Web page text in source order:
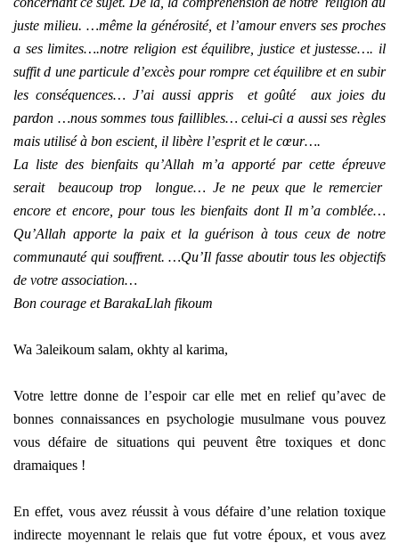
juste milieu. …même la générosité, et l’amour envers ses proches
a ses limites….notre religion est équilibre, justice et justesse…. il
suffit d une particule d’excès pour rompre cet équilibre et en subir
les conséquences… J’ai aussi appris et goûté aux joies du
pardon …nous sommes tous faillibles… celui-ci a aussi ses règles
mais utilisé à bon escient, il libère l’esprit et le cœur….
La liste des bienfaits qu’Allah m’a apporté par cette épreuve
serait beaucoup trop longue… Je ne peux que le remercier
encore et encore, pour tous les bienfaits dont Il m’a comblée…
Qu’Allah apporte la paix et la guérison à tous ceux de notre
communauté qui souffrent. …Qu’Il fasse aboutir tous les objectifs
de votre association…
Bon courage et BarakaLlah fikoum
Wa 3aleikoum salam, okhty al karima,
Votre lettre donne de l’espoir car elle met en relief qu’avec de
bonnes connaissances en psychologie musulmane vous pouvez
vous défaire de situations qui peuvent être toxiques et donc
dramaiques !
En effet, vous avez réussit à vous défaire d’une relation toxique
indirecte moyennant le relais que fut votre époux, et vous avez